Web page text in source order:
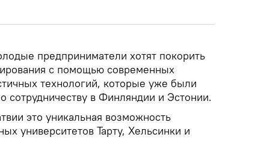
предприниматели хотят покорить
с помощью современных
технологий, которые уже были
сотрудничеству в Финляндии и Эстонии.
это уникальная возможность
университетов Тарту, Хельсинки и